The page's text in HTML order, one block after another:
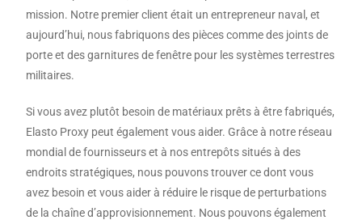
mission. Notre premier client était un entrepreneur naval, et
aujourd’hui, nous fabriquons des pièces comme des joints de
porte et des garnitures de fenêtre pour les systèmes terrestres
militaires.
Si vous avez plutôt besoin de matériaux prêts à être fabriqués,
Elasto Proxy peut également vous aider. Grâce à notre réseau
mondial de fournisseurs et à nos entrepôts situés à des
endroits stratégiques, nous pouvons trouver ce dont vous
avez besoin et vous aider à réduire le risque de perturbations
de la chaîne d’approvisionnement. Nous pouvons également